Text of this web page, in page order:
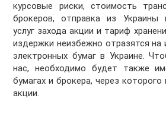
курсовые риски, стоимость
брокеров, отправка из Украины
услуг захода акции и тариф
издержки неизбежно отразятся на
электронных бумаг в Украине.
нас, необходимо будет также
бумагах и брокера, через
акции.